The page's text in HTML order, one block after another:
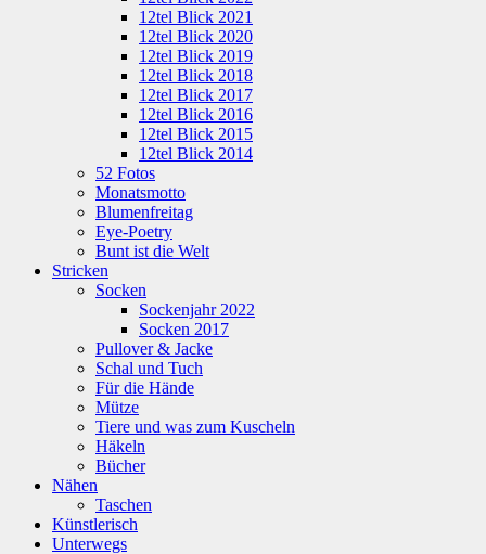
12tel Blick 2021
12tel Blick 2020
12tel Blick 2019
12tel Blick 2018
12tel Blick 2017
12tel Blick 2016
12tel Blick 2015
12tel Blick 2014
52 Fotos
Monatsmotto
Blumenfreitag
Eye-Poetry
Bunt ist die Welt
Stricken
Socken
Sockenjahr 2022
Socken 2017
Pullover & Jacke
Schal und Tuch
Für die Hände
Mütze
Tiere und was zum Kuscheln
Häkeln
Bücher
Nähen
Taschen
Künstlerisch
Unterwegs